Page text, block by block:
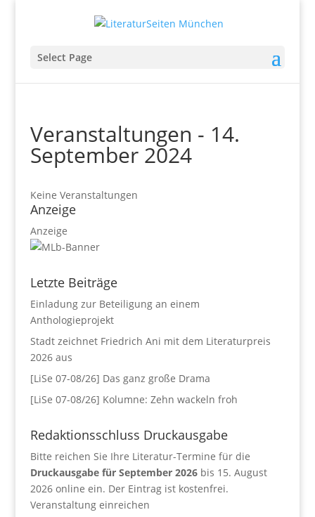
Select Page
Veranstaltungen - 14.
September 2024
Keine Veranstaltungen
Anzeige
Anzeige
Letzte Beiträge
Einladung zur Beteiligung an einem
Anthologieprojekt
Stadt zeichnet Friedrich Ani mit dem Literaturpreis
2026 aus
[LiSe 07-08/26] Das ganz große Drama
[LiSe 07-08/26] Kolumne: Zehn wackeln froh
Redaktionsschluss Druckausgabe
Bitte reichen Sie Ihre Literatur-Termine für die
Druckausgabe für September 2026bis 15. August
2026 online ein. Der Eintrag ist kostenfrei.
Veranstaltung einreichen